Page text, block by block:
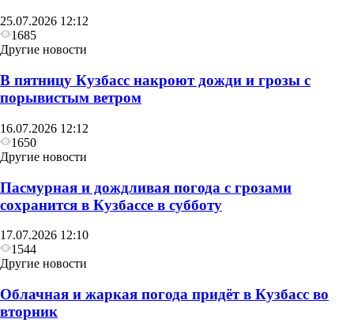
25.07.2026 12:12
1685
Другие новости
В пятницу Кузбасс накроют дожди и грозы с
порывистым ветром
16.07.2026 12:12
1650
Другие новости
Пасмурная и дождливая погода с грозами
сохранится в Кузбассе в субботу
17.07.2026 12:10
1544
Другие новости
Облачная и жаркая погода придёт в Кузбасс во
вторник